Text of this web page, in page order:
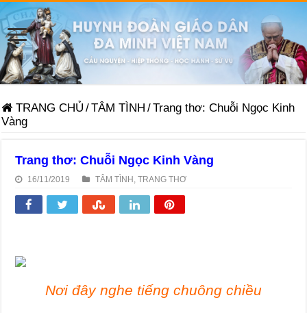
TRANG CHỦ /TÂM TÌNH /Trang thơ: Chuỗi Ngọc Kinh
Vàng
Trang thơ: Chuỗi Ngọc Kinh Vàng
16/11/2019 TÂM TÌNH ,TRANG THƠ
Nơi đây nghe tiếng chuông chiều